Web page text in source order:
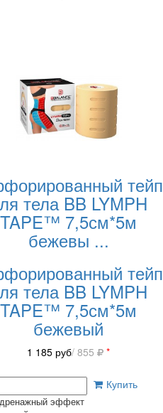
тейп
тела BB LYMPH
TAPE™ 7,5см*5м
бежевы ...
тейп
тела BB LYMPH
TAPE™ 7,5см*5м
бежевый
1 185 руб/ 855 *
Купить
эффект